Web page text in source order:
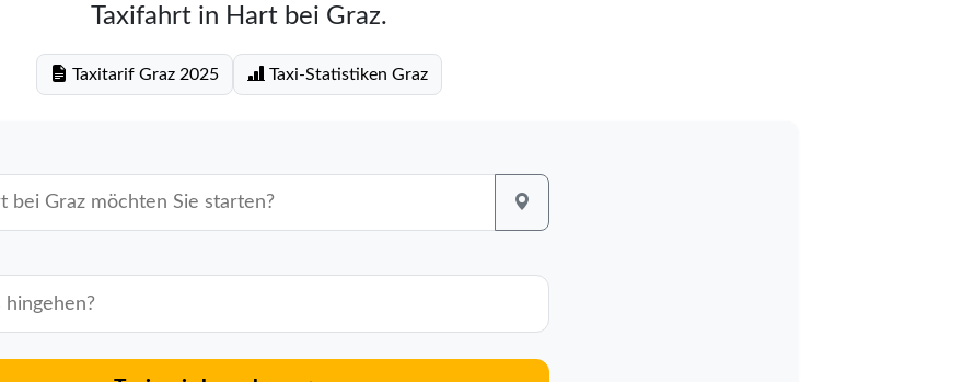
Taxifahrt in Hart bei Graz.
Taxitarif Graz 2025 Taxi-Statistiken Graz